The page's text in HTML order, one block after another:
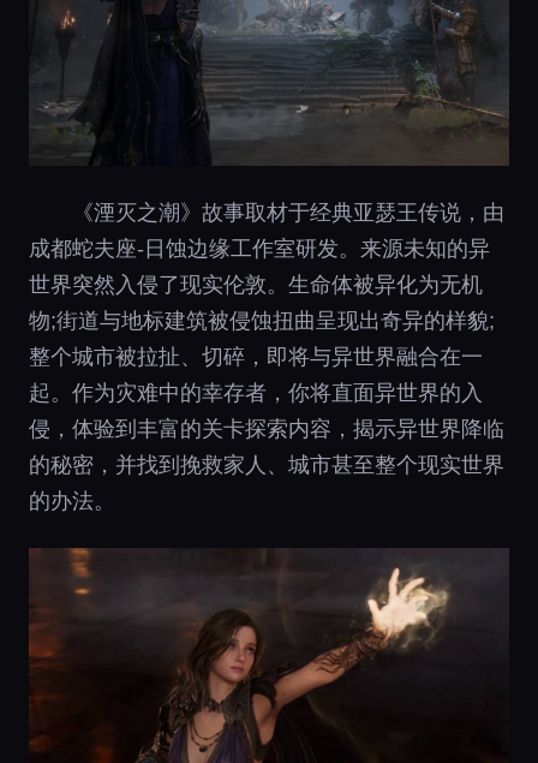
《湮灭之潮》故事取材于经典亚瑟王传说，由
成都蛇夫座-日蚀边缘工作室研发。来源未知的异
世界突然入侵了现实伦敦。生命体被异化为无机
物;街道与地标建筑被侵蚀扭曲呈现出奇异的样貌;
整个城市被拉扯、切碎，即将与异世界融合在一
起。作为灾难中的幸存者，你将直面异世界的入
侵，体验到丰富的关卡探索内容，揭示异世界降临
的秘密，并找到挽救家人、城市甚至整个现实世界
的办法。